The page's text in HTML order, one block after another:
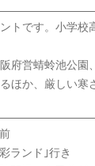
トです。小学校
営蜻蛉池公園
ほか、厳しい寒
ンド｣行き